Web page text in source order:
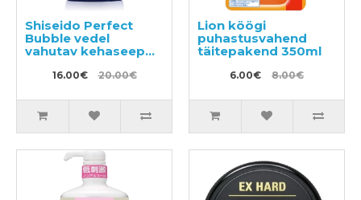
Shiseido Perfect
Bubble vedel
vahutav kehaseep
16.00€ 20.00€
Lion köögi
puhastusvahend
täitepakend 350ml
6.00€ 8.00€